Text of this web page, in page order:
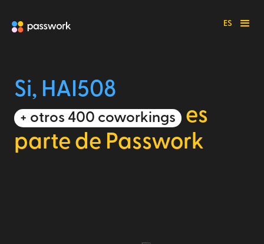
ES
Si, HAI508
+ otros 400 coworkings
es
parte de Passwork